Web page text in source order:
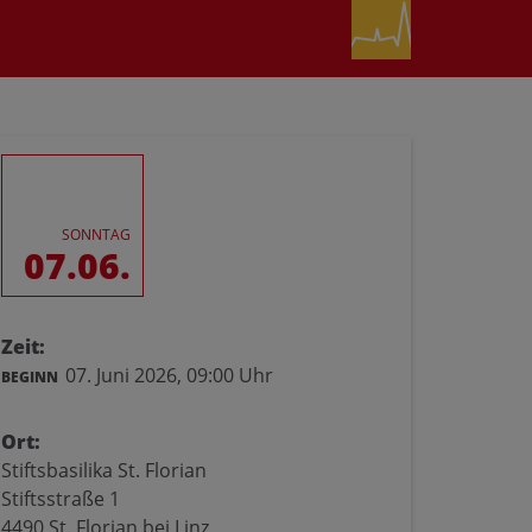
SONNTAG
07.06.
Zeit:
BEGINN 07. Juni 2026, 09:00 Uhr
Ort:
Stiftsbasilika St. Florian
Stiftsstraße 1